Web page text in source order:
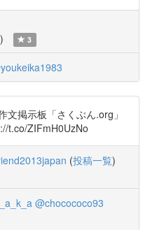
) 3
掲示板「さくぶん.org」
t.co/ZIFmH0UzNo
(投稿一覧)
@chocococo93